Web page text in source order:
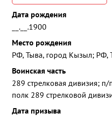
Дата рождения
__.__.1900
Место рождения
РФ, Тыва, город Кызыл; РФ,
Воинская часть
289 стрелковая дивизия;
полк 289 стрелковой
Дата призыва